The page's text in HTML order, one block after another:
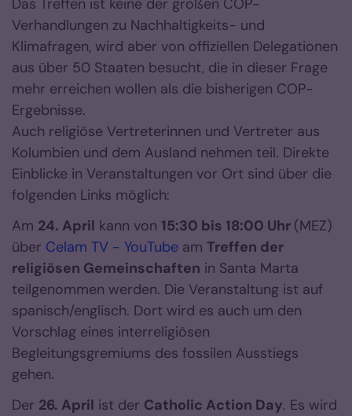
Das Treffen ist keine der großen COP-
Verhandlungen zu Nachhaltigkeits- und
Klimafragen, wird aber von offiziellen Delegationen
aus über 50 Staaten besucht, die in dieser Frage
mehr erreichen wollen als die bisherigen COP-
Ergebnisse.
Auch religiöse Vertreterinnen und Vertreter aus
Kolumbien und dem Ausland nehmen teil. Direkte
Einblicke in Veranstaltungen vor Ort sind über die
folgenden Links möglich:
Am 24. April kann von 15:30 bis 18:00 Uhr (MEZ)
über Celam TV - YouTube am Treffen der
religiösen Gemeinschaften in Santa Marta
teilgenommen werden. Die Veranstaltung ist auf
spanisch/englisch. Dort wird es auch um den
Vorschlag eines interreligiösen
Begleitungsgremiums des fossilen Ausstiegs
gehen.
Der 26. April ist der Catholic Action Day. Es wird